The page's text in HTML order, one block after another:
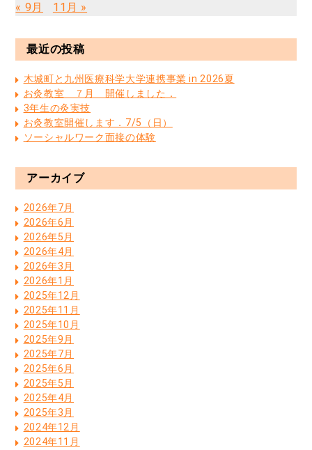
« 9月 11月 »
最近の投稿
木城町と九州医療科学大学連携事業 in 2026夏
お灸教室 ７月 開催しました．
3年生の灸実技
お灸教室開催します．7/5（日）
ソーシャルワーク面接の体験
アーカイブ
2026年7月
2026年6月
2026年5月
2026年4月
2026年3月
2026年1月
2025年12月
2025年11月
2025年10月
2025年9月
2025年7月
2025年6月
2025年5月
2025年4月
2025年3月
2024年12月
2024年11月